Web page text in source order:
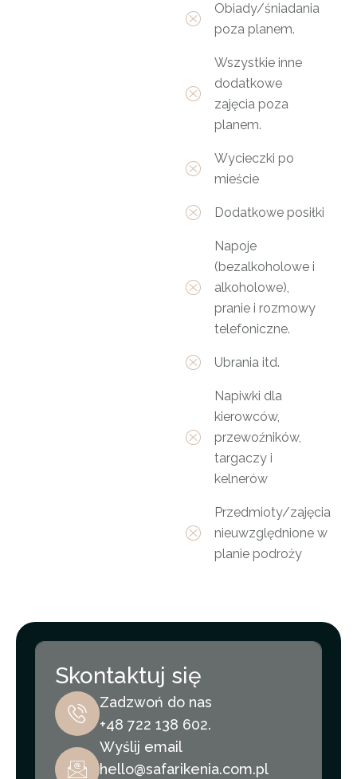
Obiady/śniadania
poza planem.
Wszystkie inne
dodatkowe
zajęcia poza
planem.
Wycieczki po
mieście
Dodatkowe posiłki
Napoje
(bezalkoholowe i
alkoholowe),
pranie i rozmowy
telefoniczne.
Ubrania itd.
Napiwki dla
kierowców,
przewoźników,
targaczy i
kelnerów
Przedmioty/zajęcia
nieuwzględnione w
planie podroży
Skontaktuj się
Zadzwoń do nas
+48 722 138 602.
Wyślij email
hello@safarikenia.com.pl